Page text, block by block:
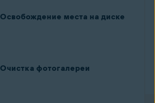
Освобождение места на диске
Очистка фотогалереи